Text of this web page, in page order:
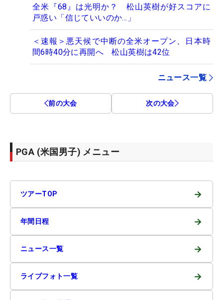
全米『68』は光明か？ 松山英樹が好スコアに
戸惑い「信じていいのか…」
＜速報＞悪天候で中断の全米オープン、日本時
間6時40分に再開へ 松山英樹は42位
ニュース一覧
前の大会 次の大会
PGA (米国男子) メニュー
ツアーTOP →
年間日程 →
ニュース一覧 →
ライブフォト一覧 →